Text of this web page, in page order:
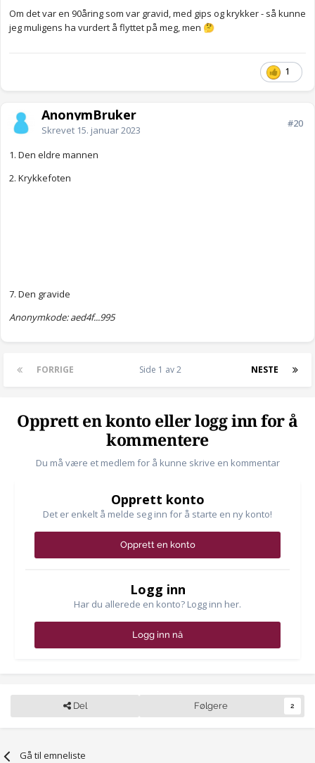
Om det var en 90åring som var gravid, med gips og krykker - så kunne
jeg muligens ha vurdert å flyttet på meg, men 🤔
1
AnonymBruker
Skrevet 15. januar 2023
#20
1. Den eldre mannen
2. Krykkefoten
7. Den gravide
Anonymkode: aed4f...995
FORRIGE NESTE
Side 1 av 2
Opprett en konto eller logg inn for å
kommentere
Du må være et medlem for å kunne skrive en kommentar
Opprett konto
Det er enkelt å melde seg inn for å starte en ny konto!
Opprett en konto
Logg inn
Har du allerede en konto? Logg inn her.
Logg inn nå
Del Følgere 2
Gå til emneliste